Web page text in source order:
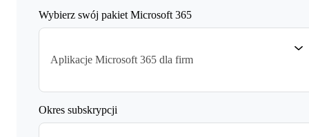
Wybierz swój pakiet Microsoft 365
Aplikacje Microsoft 365 dla firm
Okres subskrypcji